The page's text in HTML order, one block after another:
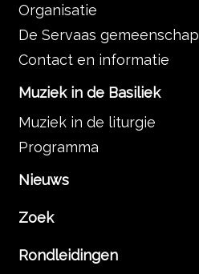
Organisatie
De Servaas gemeenschap
Contact en informatie
Muziek in de Basiliek
Muziek in de liturgie
Programma
Nieuws
Zoek
Rondleidingen